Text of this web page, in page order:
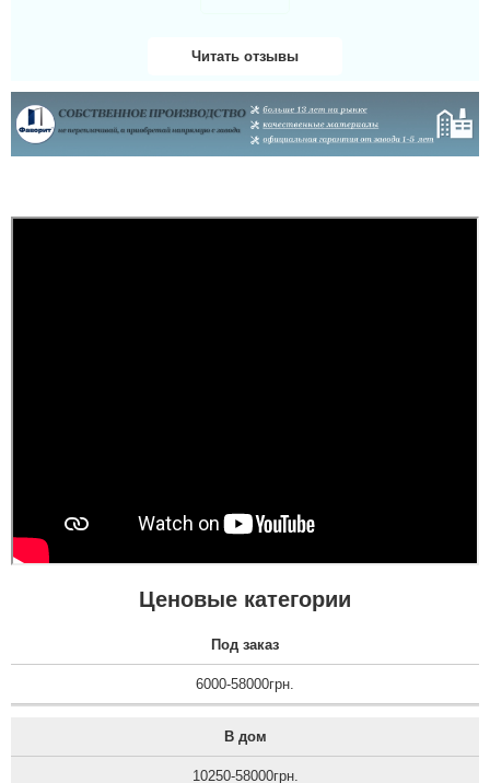
замерщика,дверь стоит
год.
Читать отзывы
Ценовые категории
Под заказ
6000-58000грн.
В дом
10250-58000грн.